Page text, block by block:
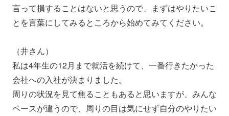
言って損することはないと思うので、まずはやりたいこ
とを言葉にしてみるところから始めてみてください。
（井さん）
私は4年生の12月まで就活を続けて、一番行きたかった
会社への入社が決まりました。
周りの状況を見て焦ることもあると思いますが、みんな
ペースが違うので、周りの目は気にせず自分のやりたい